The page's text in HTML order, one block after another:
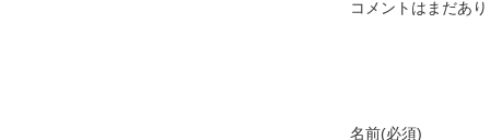
コメントはまだあ
名前(必須)